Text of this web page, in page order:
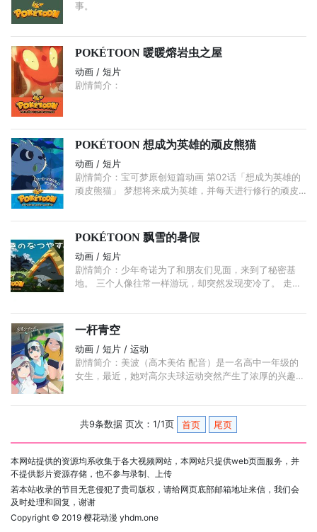
事。
POKÉTOON 暖暖熔岩虫之屋
动画 / 短片
剧情简介：
POKÉTOON 想成为英雄的顽皮熊猫
动画 / 短片
剧情简介：宝可梦原创短篇动画 第02话「想成为英雄的
顽皮熊猫」 梦想将来成为英雄，并每天进行修行的顽皮
POKÉTOON 飘雪的暑假
动画 / 短片
剧情简介：少年奇诺为了和朋友们见面，来到了秘密基
地。 三个人像往常一样游玩，却突然发现变冷了。 走到
一杆青空
动画 / 短片 / 运动
剧情简介：美波（高木美佑 配音）是一名高中一年级的
女生，最近，她对高尔夫球运动突然产生了浓厚的兴趣，
共9条数据 页次：1/1页 首页 尾页
本网站提供的资源均系收集于各大视频网站，本网站只提供web页面服务，并
不提供影片资源存储，也不参与录制、上传
若本站收录的节目无意侵犯了贵司版权，请给网页底部邮箱地址来信，我们会
及时处理和回复，谢谢
Copyright © 2019 樱花动漫 yhdm.one